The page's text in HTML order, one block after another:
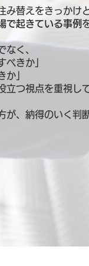
み替えをきっかけ
で起きている事例
なく、
べきか」
か」
立つ視点を重視し
が、納得のいく判